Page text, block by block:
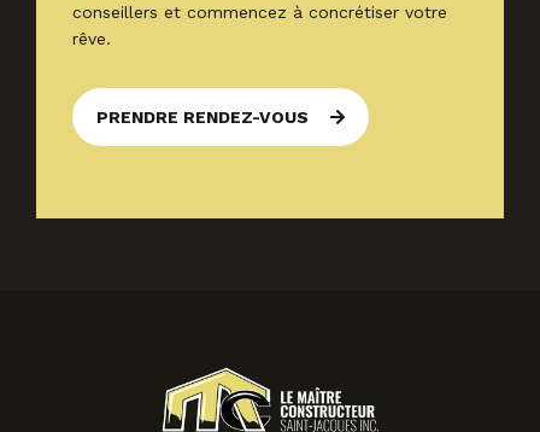
conseillers et commencez à concrétiser votre
rêve.
PRENDRE RENDEZ-VOUS